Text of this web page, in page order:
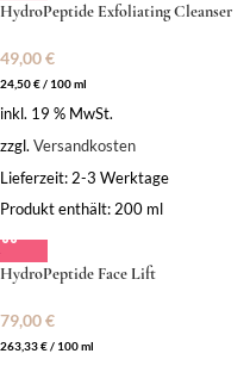
HydroPeptide Exfoliating Cleanser
49,00€
24,50€/ 100ml
inkl. 19 % MwSt.
zzgl. Versandkosten
Lieferzeit: 2-3 Werktage
Produkt enthält: 200 ml
HydroPeptide Face Lift
79,00€
263,33€/ 100ml